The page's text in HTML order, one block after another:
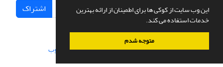
این وب سایت از کوکی ها برای اطمینان از ارائه بهترین
خدمات استفاده می کند.
متوجه شدم
اشتراک
سامانه مدیریت نشریات علمی.طراحی و پیاده سازی از سیناوب